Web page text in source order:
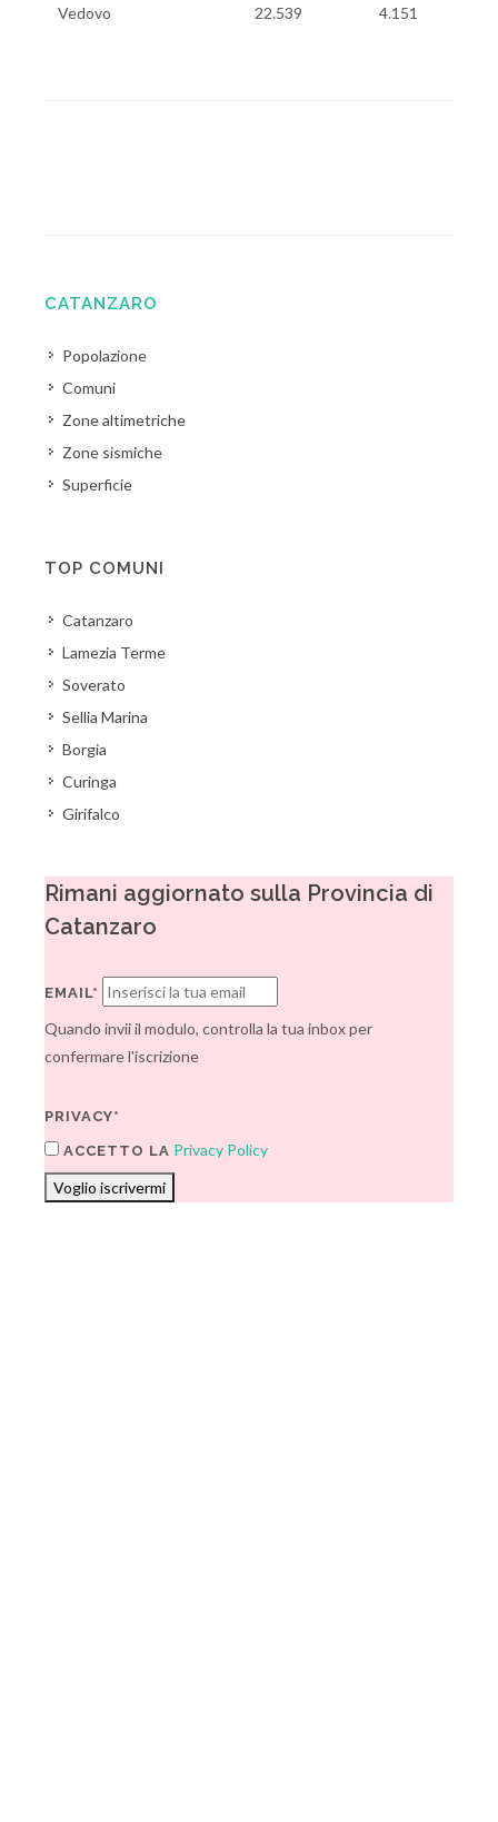
Vedovo 22.539 4.151
CATANZARO
Popolazione
Comuni
Zone altimetriche
Zone sismiche
Superficie
TOP COMUNI
Catanzaro
Lamezia Terme
Soverato
Sellia Marina
Borgia
Curinga
Girifalco
Rimani aggiornato sulla Provincia di
Catanzaro
EMAIL*
Quando invii il modulo, controlla la tua inbox per
confermare l'iscrizione
PRIVACY*
ACCETTO LA Privacy Policy
Voglio iscrivermi